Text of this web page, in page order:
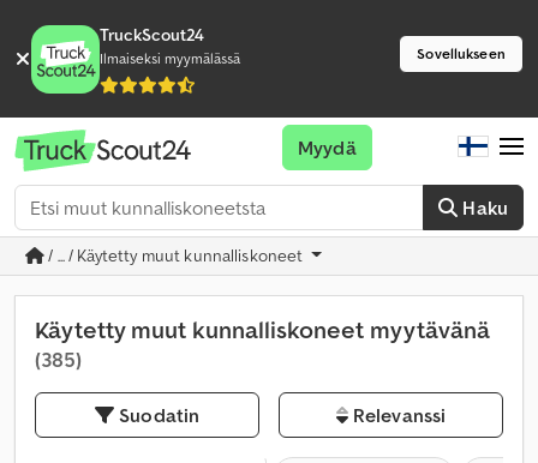
TruckScout24
Ilmaiseksi myymälässä Sovellukseen
Haku
Myydä
/ ... / Käytetty muut kunnalliskoneet
Käytetty muut kunnalliskoneet myytävänä
(385)
Suodatin Relevanssi